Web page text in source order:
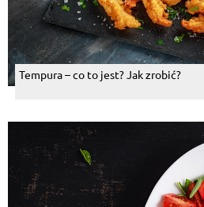
Tempura – co to jest? Jak zrobić?